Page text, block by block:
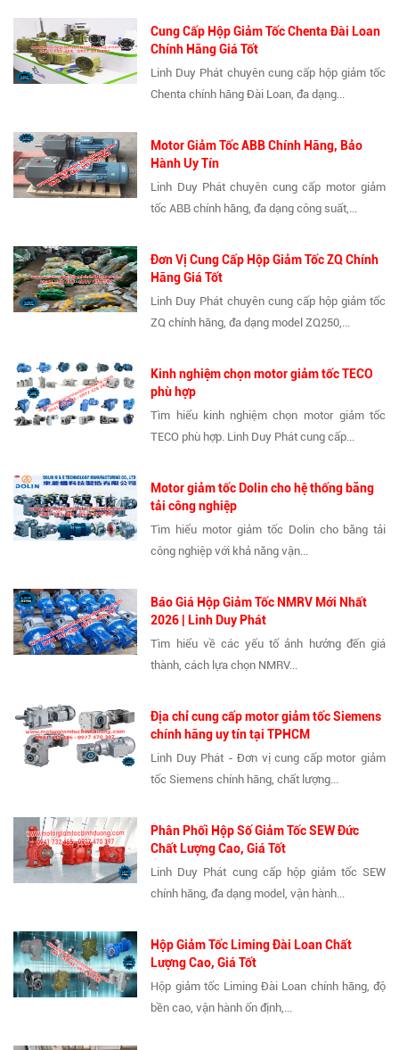
Cung Cấp Hộp Giảm Tốc Chenta Đài Loan
Chính Hãng Giá Tốt
Linh Duy Phát chuyên cung cấp hộp giảm tốc
Chenta chính hãng Đài Loan, đa dạng...
Motor Giảm Tốc ABB Chính Hãng, Bảo
Hành Uy Tín
Linh Duy Phát chuyên cung cấp motor giảm
tốc ABB chính hãng, đa dạng công suất,...
Đơn Vị Cung Cấp Hộp Giảm Tốc ZQ Chính
Hãng Giá Tốt
Linh Duy Phát chuyên cung cấp hộp giảm tốc
ZQ chính hãng, đa dạng model ZQ250,...
Kinh nghiệm chọn motor giảm tốc TECO
phù hợp
Tìm hiểu kinh nghiệm chọn motor giảm tốc
TECO phù hợp. Linh Duy Phát cung cấp...
Motor giảm tốc Dolin cho hệ thống băng
tải công nghiệp
Tìm hiểu motor giảm tốc Dolin cho băng tải
công nghiệp với khả năng vận...
Báo Giá Hộp Giảm Tốc NMRV Mới Nhất
2026 | Linh Duy Phát
Tìm hiểu về các yếu tố ảnh hưởng đến giá
thành, cách lựa chọn NMRV...
Địa chỉ cung cấp motor giảm tốc Siemens
chính hãng uy tín tại TPHCM
Linh Duy Phát - Đơn vị cung cấp motor giảm
tốc Siemens chính hãng, chất lượng...
Phân Phối Hộp Số Giảm Tốc SEW Đức
Chất Lượng Cao, Giá Tốt
Linh Duy Phát cung cấp hộp giảm tốc SEW
chính hãng, đa dạng model, vận hành...
Hộp Giảm Tốc Liming Đài Loan Chất
Lượng Cao, Giá Tốt
Hộp giảm tốc Liming Đài Loan chính hãng, độ
bền cao, vận hành ổn định,...